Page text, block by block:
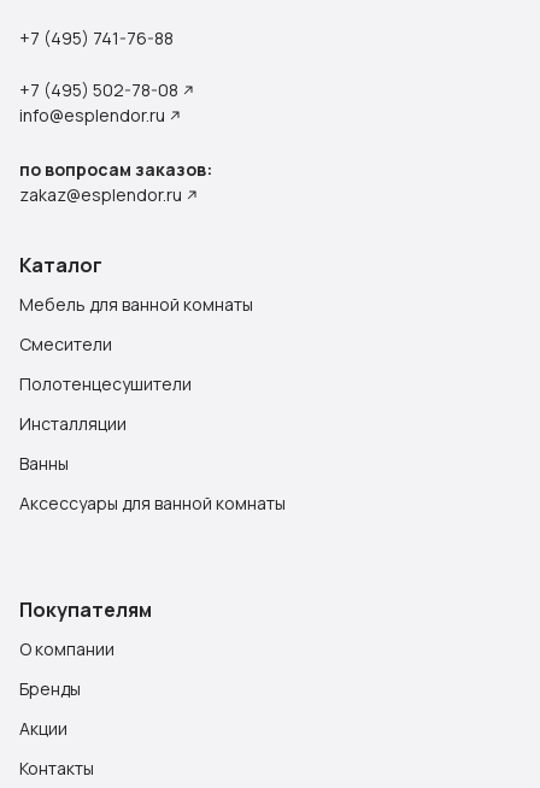
+7 (495) 741-76-88
+7 (495) 502-78-08
info@esplendor.ru
по вопросам заказов:
zakaz@esplendor.ru
Каталог
Мебель для ванной комнаты
Смесители
Полотенцесушители
Инсталляции
Ванны
Аксессуары для ванной комнаты
Покупателям
О компании
Бренды
Акции
Контакты